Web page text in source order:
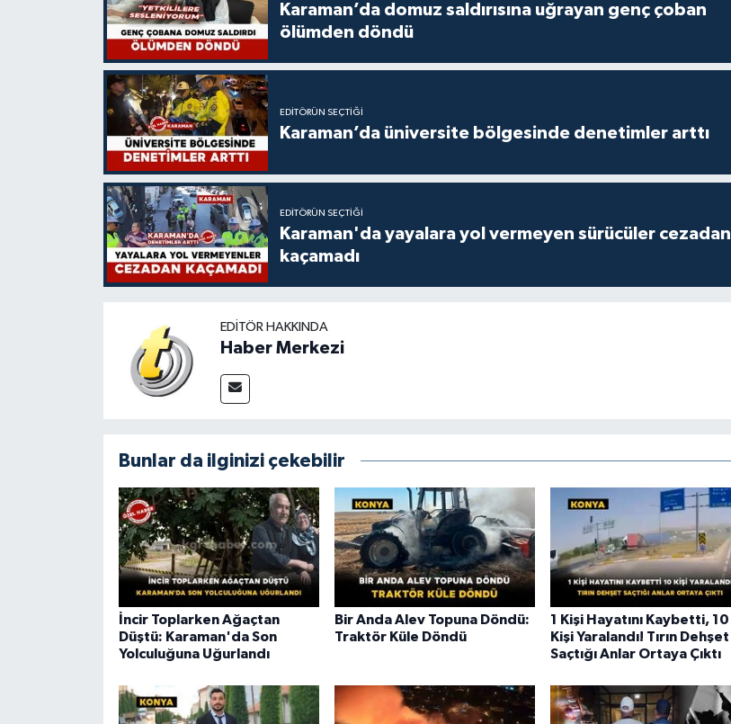
Karaman’da domuz saldırısına uğrayan genç çoban
ölümden döndü
EDITÖRÜN SEÇTIĞI
Karaman’da üniversite bölgesinde denetimler arttı
EDITÖRÜN SEÇTIĞI
Karaman'da yayalara yol vermeyen sürücüler cezadan
kaçamadı
EDITÖR HAKKINDA
Haber Merkezi
Bunlar da ilginizi çekebilir
İncir Toplarken Ağaçtan
Düştü: Karaman'da Son
Yolculuğuna Uğurlandı
Bir Anda Alev Topuna Döndü:
Traktör Küle Döndü
1 Kişi Hayatını Kaybetti, 10
Kişi Yaralandı! Tırın Dehşet
Saçtığı Anlar Ortaya Çıktı